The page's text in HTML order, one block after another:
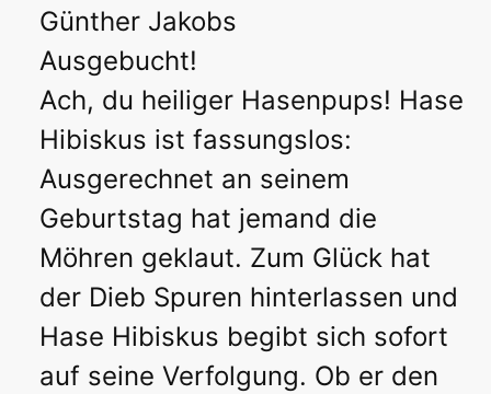
Günther Jakobs
Ausgebucht!
Ach, du heiliger Hasenpups! Hase
Hibiskus ist fassungslos:
Ausgerechnet an seinem
Geburtstag hat jemand die
Möhren geklaut. Zum Glück hat
der Dieb Spuren hinterlassen und
Hase Hibiskus begibt sich sofort
auf seine Verfolgung. Ob er den